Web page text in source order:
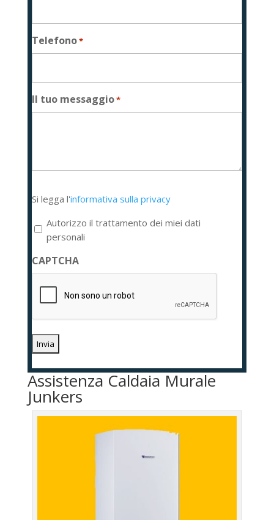
Telefono*
Il tuo messaggio*
legga
l'informativa
sulla
privacy
*
Si legga l'informativa sulla privacy
Autorizzo il trattamento dei miei dati
personali
CAPTCHA
Assistenza Caldaia Murale
Junkers